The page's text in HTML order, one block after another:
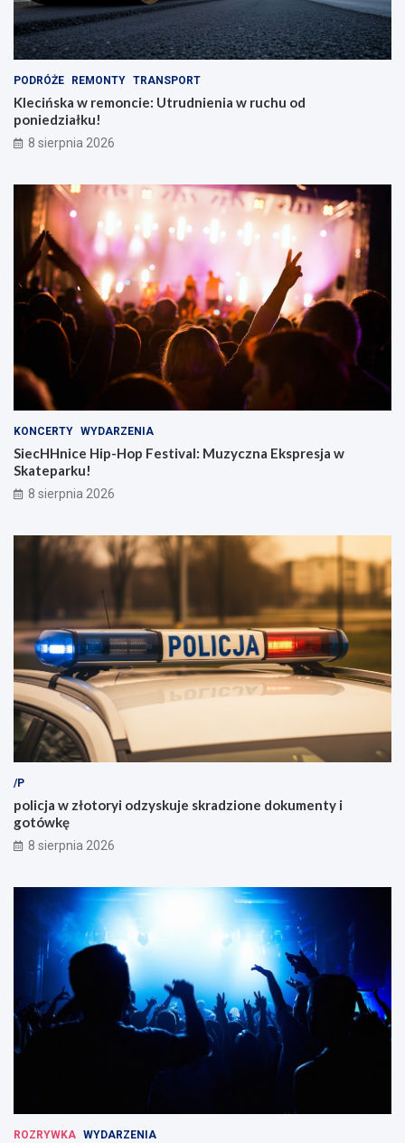
PODRÓŻE REMONTY TRANSPORT
Klecińska w remoncie: Utrudnienia w ruchu od
poniedziałku!
8 sierpnia 2026
KONCERTY WYDARZENIA
SiecHHnice Hip-Hop Festival: Muzyczna Ekspresja w
Skateparku!
8 sierpnia 2026
/P
policja w złotoryi odzyskuje skradzione dokumenty i
gotówkę
8 sierpnia 2026
ROZRYWKA WYDARZENIA